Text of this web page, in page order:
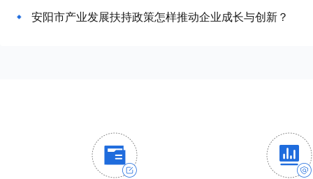
安阳市产业发展扶持政策怎样推动企业成长与创新？